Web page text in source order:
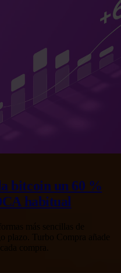
bitcoin un 60 %
habitual
plazo. Turbo Compra añade